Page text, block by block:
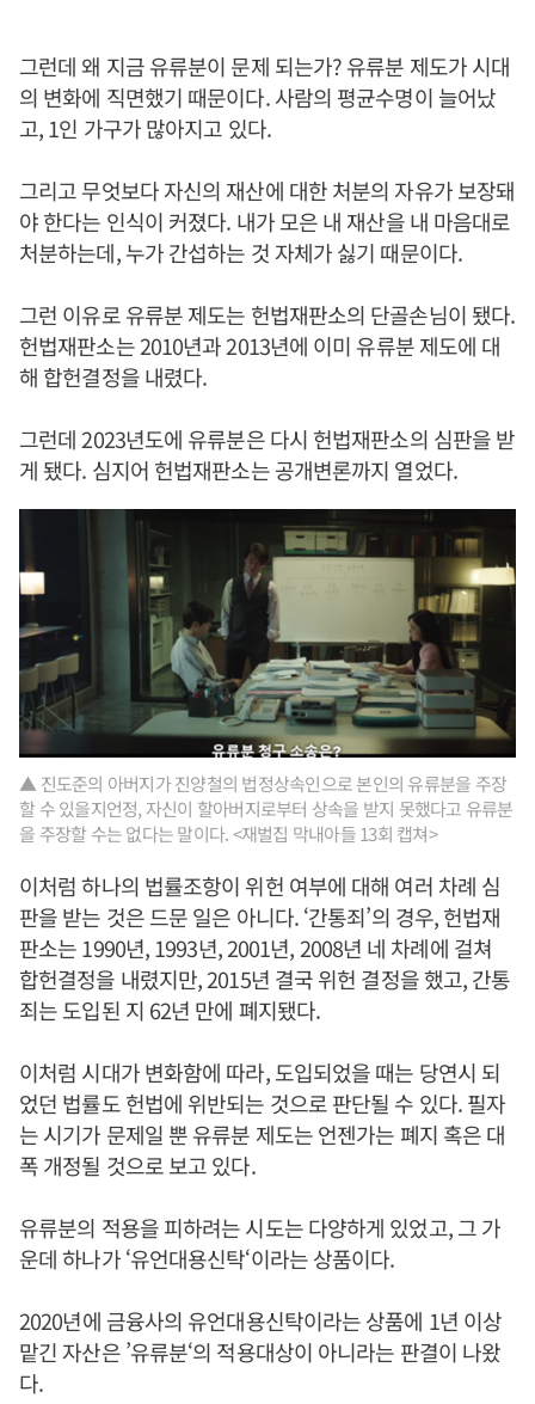
그런데 왜 지금 유류분이 문제 되는가? 유류분 제도가 시대
의 변화에 직면했기 때문이다. 사람의 평균수명이 늘어났
고, 1인 가구가 많아지고 있다.
그리고 무엇보다 자신의 재산에 대한 처분의 자유가 보장돼
야 한다는 인식이 커졌다. 내가 모은 내 재산을 내 마음대로
처분하는데, 누가 간섭하는 것 자체가 싫기 때문이다.
그런 이유로 유류분 제도는 헌법재판소의 단골손님이 됐다.
헌법재판소는 2010년과 2013년에 이미 유류분 제도에 대
해 합헌결정을 내렸다.
그런데 2023년도에 유류분은 다시 헌법재판소의 심판을 받
게 됐다. 심지어 헌법재판소는 공개변론까지 열었다.
▲ 진도준의 아버지가 진양철의 법정상속인으로 본인의 유류분을 주장
할 수 있을지언정, 자신이 할아버지로부터 상속을 받지 못했다고 유류분
을 주장할 수는 없다는 말이다. <재벌집 막내아들 13회 캡쳐>
이처럼 하나의 법률조항이 위헌 여부에 대해 여러 차례 심
판을 받는 것은 드문 일은 아니다. ‘간통죄’의 경우, 헌법재
판소는 1990년, 1993년, 2001년, 2008년 네 차례에 걸쳐
합헌결정을 내렸지만, 2015년 결국 위헌 결정을 했고, 간통
죄는 도입된 지 62년 만에 폐지됐다.
이처럼 시대가 변화함에 따라, 도입되었을 때는 당연시 되
었던 법률도 헌법에 위반되는 것으로 판단될 수 있다. 필자
는 시기가 문제일 뿐 유류분 제도는 언젠가는 폐지 혹은 대
폭 개정될 것으로 보고 있다.
유류분의 적용을 피하려는 시도는 다양하게 있었고, 그 가
운데 하나가 ‘유언대용신탁‘이라는 상품이다.
2020년에 금융사의 유언대용신탁이라는 상품에 1년 이상
맡긴 자산은 ’유류분‘의 적용대상이 아니라는 판결이 나왔
다.